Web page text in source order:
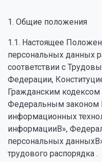
1. Общие положения
1.1. Настоящее
персональных данных
соответствии с
Федерации,
Гражданским
Федеральным законом
информационных
информацииВ»,
персональных
трудового распорядка .